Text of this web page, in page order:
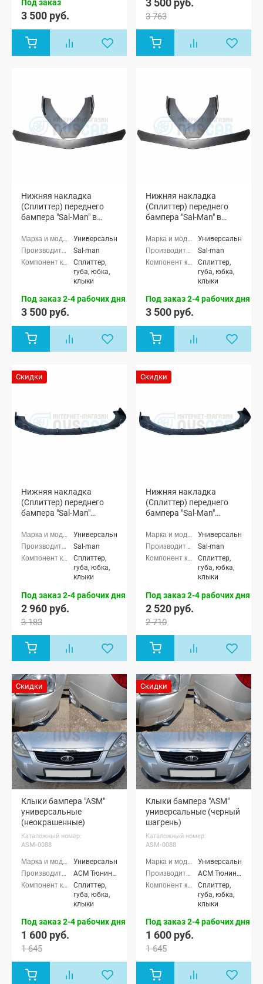
Под заказ
3 500 руб.
3 500 руб.
3 763
Нижняя накладка
(Сплиттер) переднего
бампера "Sal-Man" в
3D карбон)
Универсальные
Sal-man
Сплиттер,
губа, юбка,
клыки
Под заказ 2-4 рабочих дня
3 500 руб.
Нижняя накладка
(Сплиттер) переднего
бампера "Sal-Man" в
Универсальные
Sal-man
Сплиттер,
губа, юбка,
клыки
Под заказ 2-4 рабочих дня
3 500 руб.
Скидки
Нижняя накладка
(Сплиттер) переднего
бампера "Sal-Man"
Универсальные
Sal-man
Сплиттер,
губа, юбка,
клыки
Под заказ 2-4 рабочих дня
2 960 руб.
3 183
Скидки
Нижняя накладка
(Сплиттер) переднего
бампера "Sal-Man"
Универсальные
Sal-man
Сплиттер,
губа, юбка,
клыки
Под заказ 2-4 рабочих дня
2 520 руб.
2 710
Скидки
Клыки бампера "ASM"
универсальные
(неокрашенные)
Каталожный номер:
ASM-0088
Универсальные
АСМ Тюнинг (ASM tuning)
Сплиттер,
губа, юбка,
клыки
Под заказ 2-4 рабочих дня
1 600 руб.
1 645
Скидки
Клыки бампера "ASM"
универсальные (черный
шагрень)
Каталожный номер:
ASM-0088
Универсальные
АСМ Тюнинг (ASM tuning)
Сплиттер,
губа, юбка,
клыки
Под заказ 2-4 рабочих дня
1 600 руб.
1 645